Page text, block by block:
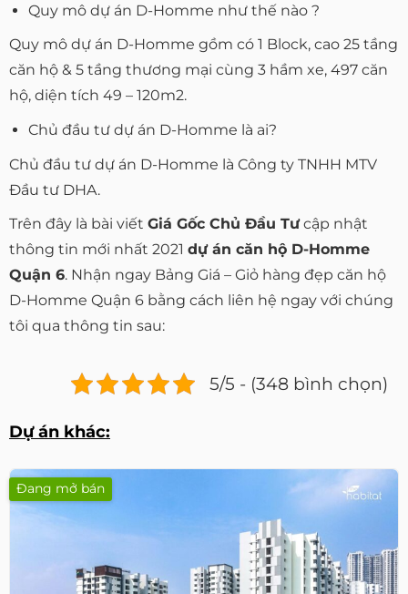
Quy mô dự án D-Homme như thế nào ?
Quy mô dự án D-Homme gồm có 1 Block, cao 25 tầng
căn hộ & 5 tầng thương mại cùng 3 hầm xe, 497 căn
hộ, diện tích 49 – 120m2.
Chủ đầu tư dự án D-Homme là ai?
Chủ đầu tư dự án D-Homme là Công ty TNHH MTV
Đầu tư DHA.
Trên đây là bài viết Giá Gốc Chủ Đầu Tưcập nhật
thông tin mới nhất 2021 dự án căn hộ D-Homme
Quận 6. Nhận ngay Bảng Giá – Giỏ hàng đẹp căn hộ
D-Homme Quận 6 bằng cách liên hệ ngay với chúng
tôi qua thông tin sau:
5/5 - (348 bình chọn)
Dự án khác:
Đang mở bán